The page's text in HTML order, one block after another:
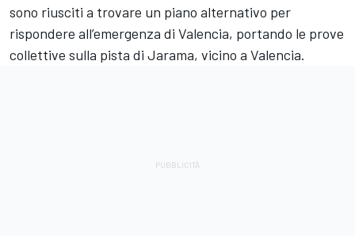
sono riusciti a trovare un piano alternativo per
rispondere all’emergenza di Valencia, portando le prove
collettive sulla pista di Jarama, vicino a Valencia.